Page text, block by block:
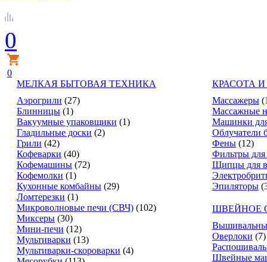
0
0
МЕЛКАЯ БЫТОВАЯ ТЕХНИКА
Аэрогрили (27)
Блинницы (1)
Вакуумные упаковщики (1)
Гладильные доски (2)
Грили (42)
Кофеварки (40)
Кофемашины (72)
Кофемолки (1)
Кухонные комбайны (29)
Ломтерезки (1)
Микроволновые печи (СВЧ) (102)
Миксеры (30)
Мини-печи (12)
Мультиварки (13)
Мультиварки-скороварки (4)
КРАСОТА И
Массажеры
Массажные
Машинки
Облучатели
Фены (12)
Фильтры
Щипцы для
Эпиляторы
ШВЕЙНОЕ
Оверлоки (7)
Швейные